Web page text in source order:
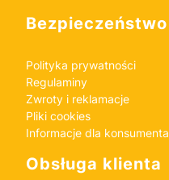
Bezpieczeństwo
Polityka prywatności
Regulaminy
Zwroty i reklamacje
Pliki cookies
Informacje dla konsumenta
Obsługa klienta